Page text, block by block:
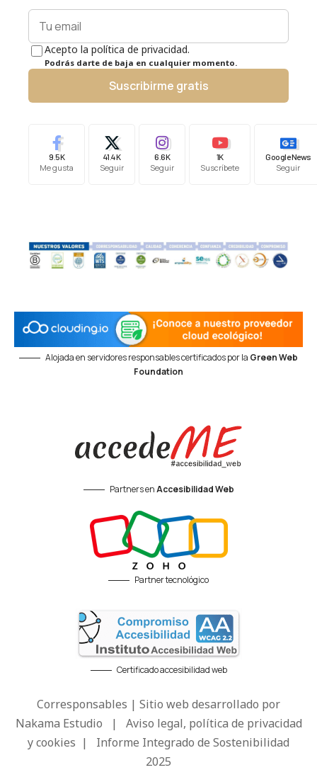
Acepto la política de privacidad.
Podrás darte de baja en cualquier momento.
Suscribirme gratis
9.5K
Me gusta
41.4K
Seguir
6.6K
Seguir
1K
Suscríbete
Google News
Seguir
Alojada en servidores responsables certificados por la Green Web
Foundation
Partners enAccesibilidad Web
Partner tecnológico
Certificado accesibilidad web
Corresponsables | Sitio web desarrollado por
Nakama Estudio | Aviso legal, política de privacidad
y cookies | Informe Integrado de Sostenibilidad
2025